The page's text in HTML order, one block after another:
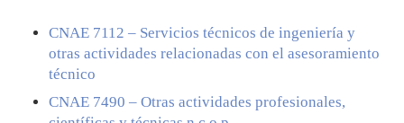
CNAE 7112 – Servicios técnicos de ingeniería y
otras actividades relacionadas con el asesoramiento
técnico
CNAE 7490 – Otras actividades profesionales,